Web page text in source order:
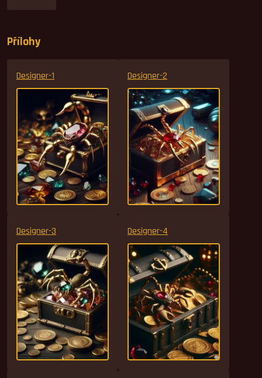
Přílohy
Designer-1 Designer-2
Designer-3 Designer-4